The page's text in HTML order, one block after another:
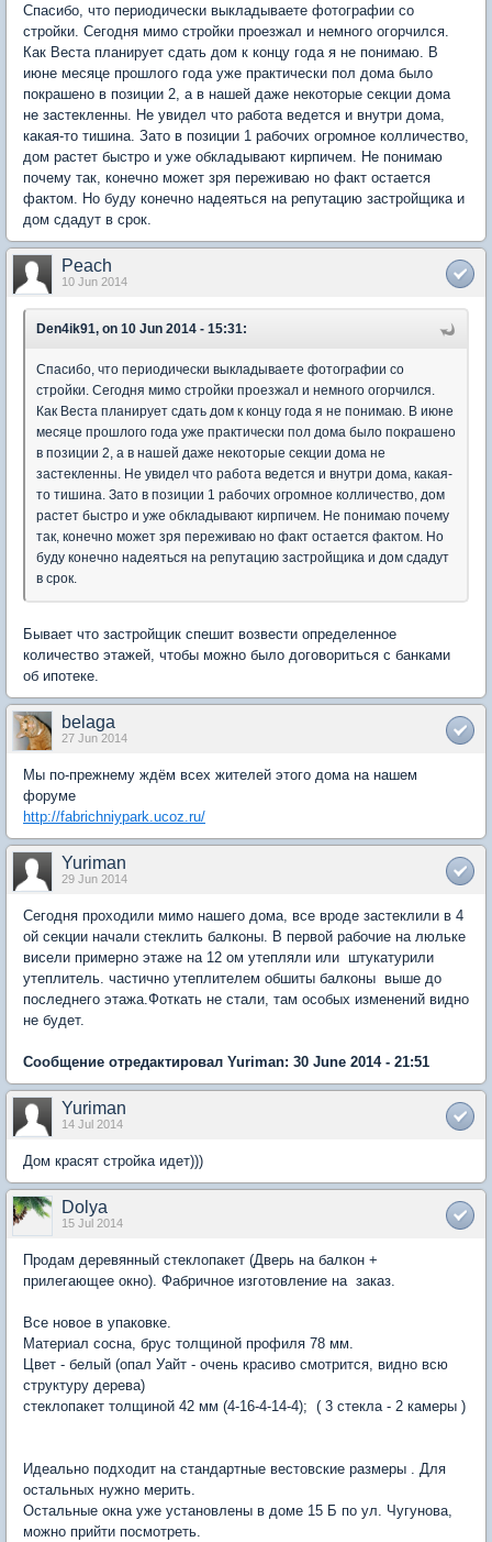
Спасибо, что периодически выкладываете фотографии со
стройки. Сегодня мимо стройки проезжал и немного огорчился.
Как Веста планирует сдать дом к концу года я не понимаю. В
июне месяце прошлого года уже практически пол дома было
покрашено в позиции 2, а в нашей даже некоторые секции дома
не застекленны. Не увидел что работа ведется и внутри дома,
какая-то тишина. Зато в позиции 1 рабочих огромное колличество,
дом растет быстро и уже обкладывают кирпичем. Не понимаю
почему так, конечно может зря переживаю но факт остается
фактом. Но буду конечно надеяться на репутацию застройщика и
дом сдадут в срок.
Peach
10 Jun 2014
Den4ik91, on 10 Jun 2014 - 15:31:
Спасибо, что периодически выкладываете фотографии со
стройки. Сегодня мимо стройки проезжал и немного огорчился.
Как Веста планирует сдать дом к концу года я не понимаю. В июне
месяце прошлого года уже практически пол дома было покрашено
в позиции 2, а в нашей даже некоторые секции дома не
застекленны. Не увидел что работа ведется и внутри дома, какая-
то тишина. Зато в позиции 1 рабочих огромное колличество, дом
растет быстро и уже обкладывают кирпичем. Не понимаю почему
так, конечно может зря переживаю но факт остается фактом. Но
буду конечно надеяться на репутацию застройщика и дом сдадут
в срок.
Бывает что застройщик спешит возвести определенное
количество этажей, чтобы можно было договориться с банками
об ипотеке.
belaga
27 Jun 2014
Мы по-прежнему ждём всех жителей этого дома на нашем
форуме
http://fabrichniypark.ucoz.ru/
Yuriman
29 Jun 2014
Сегодня проходили мимо нашего дома, все вроде застеклили в 4
ой секции начали стеклить балконы. В первой рабочие на люльке
висели примерно этаже на 12 ом утепляли или штукатурили
утеплитель. частично утеплителем обшиты балконы выше до
последнего этажа.Фоткать не стали, там особых изменений видно
не будет.
Сообщение отредактировал Yuriman: 30 June 2014 - 21:51
Yuriman
14 Jul 2014
Дом красят стройка идет)))
Dolya
15 Jul 2014
Продам деревянный стеклопакет (Дверь на балкон +
прилегающее окно). Фабричное изготовление на заказ.
Все новое в упаковке.
Материал сосна, брус толщиной профиля 78 мм.
Цвет - белый (опал Уайт - очень красиво смотрится, видно всю
структуру дерева)
стеклопакет толщиной 42 мм (4-16-4-14-4); ( 3 стекла - 2 камеры )
Идеально подходит на стандартные вестовские размеры . Для
остальных нужно мерить.
Остальные окна уже установлены в доме 15 Б по ул. Чугунова,
можно прийти посмотреть.